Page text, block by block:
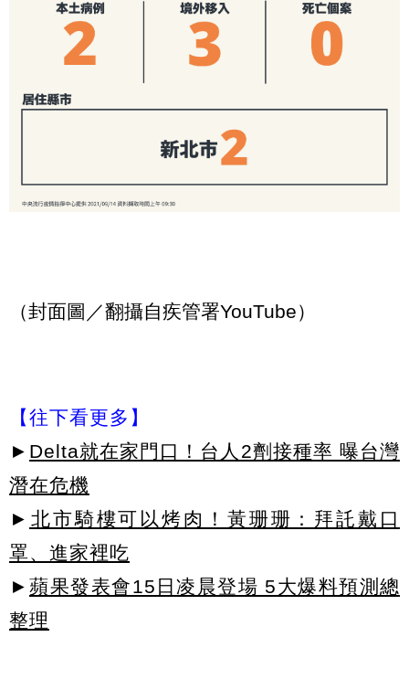
（封面圖／翻攝自疾管署YouTube）
【往下看更多】
► Delta就在家門口！台人2劑接種率 曝台灣
潛在危機
► 北市騎樓可以烤肉！黃珊珊：拜託戴口
罩、進家裡吃
► 蘋果發表會15日凌晨登場 5大爆料預測總
整理